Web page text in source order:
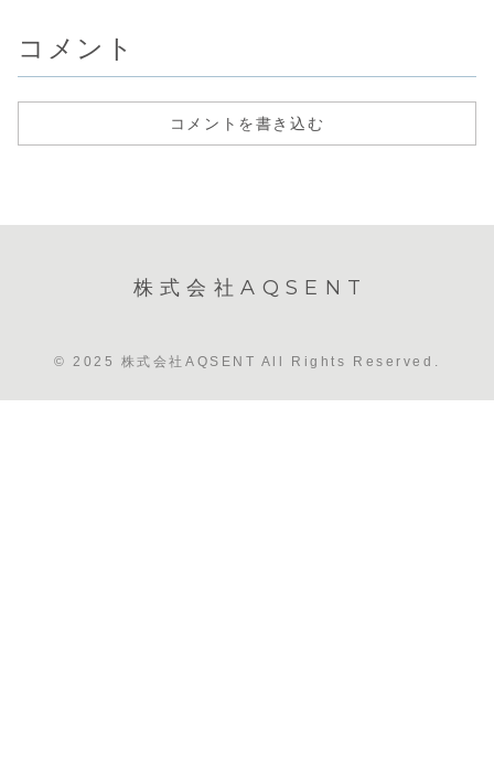
コメント
コメントを書き込む
株式会社AQSENT
© 2025 株式会社AQSENT All Rights Reserved.